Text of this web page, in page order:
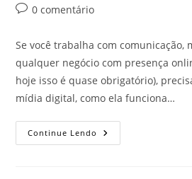
0 comentário
Se você trabalha com comunicação,
qualquer negócio com presença
hoje isso é quase obrigatório),
mídia digital, como ela funciona…
Continue Lendo